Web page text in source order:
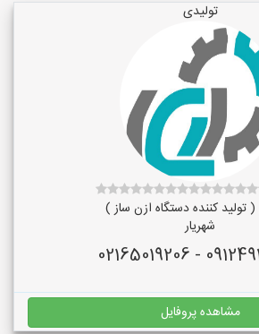
تولیدی
( تولید کننده دستگاه ازن ساز )
شهریار
09124933120
مشاهده پروفایل